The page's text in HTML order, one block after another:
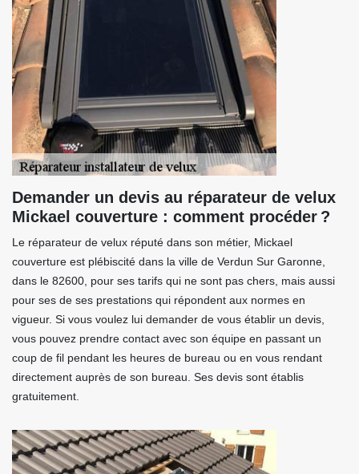
Demander un devis au réparateur de velux
Mickael couverture : comment procéder ?
Le réparateur de velux réputé dans son métier, Mickael
couverture est plébiscité dans la ville de Verdun Sur Garonne,
dans le 82600, pour ses tarifs qui ne sont pas chers, mais aussi
pour ses de ses prestations qui répondent aux normes en
vigueur. Si vous voulez lui demander de vous établir un devis,
vous pouvez prendre contact avec son équipe en passant un
coup de fil pendant les heures de bureau ou en vous rendant
directement auprès de son bureau. Ses devis sont établis
gratuitement.